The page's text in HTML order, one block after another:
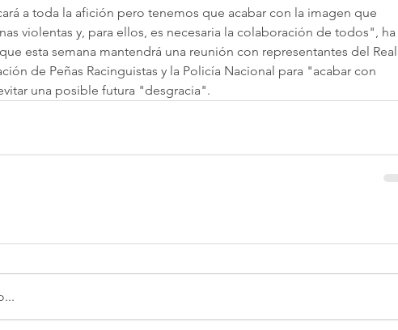
a toda la afición pero tenemos que acabar con la imagen que
violentas y, para ellos, es necesaria la colaboración de todos", ha
esta semana mantendrá una reunión con representantes del Real
de Peñas Racinguistas y la Policía Nacional para "acabar con
una posible futura "desgracia".